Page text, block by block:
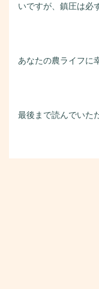
いですが、鎮圧は必
あなたの農ライフに
最後まで読んでいた